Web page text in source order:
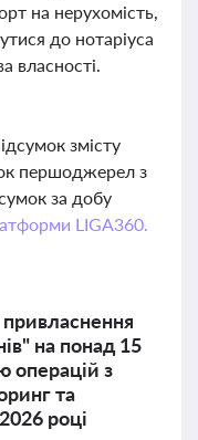
на нерухомість,
до нотаріуса
власності.
змісту
першоджерел з
за добу
LIGA360.
на понад 15
операцій з
та
році